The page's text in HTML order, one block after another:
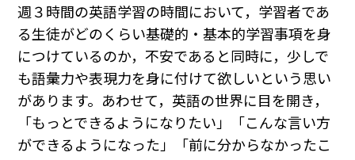
週３時間の英語学習の時間において，学習者であ
る生徒がどのくらい基礎的・基本的学習事項を身
につけているのか，不安であると同時に，少しで
も語彙力や表現力を身に付けて欲しいという思い
があります。あわせて，英語の世界に目を開き，
「もっとできるようになりたい」「こんな言い方
ができるようになった」「前に分からなかったこ